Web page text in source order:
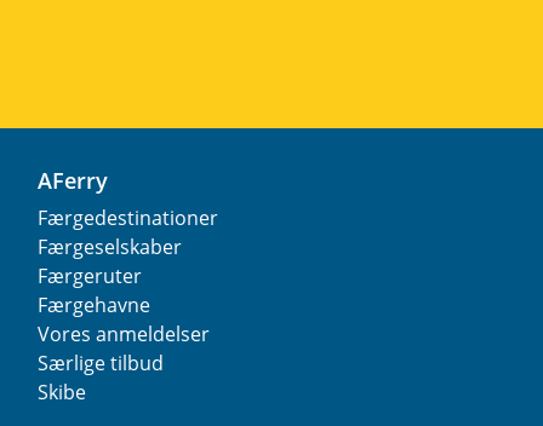
AFerry
Færgedestinationer
Færgeselskaber
Færgeruter
Færgehavne
Vores anmeldelser
Særlige tilbud
Skibe